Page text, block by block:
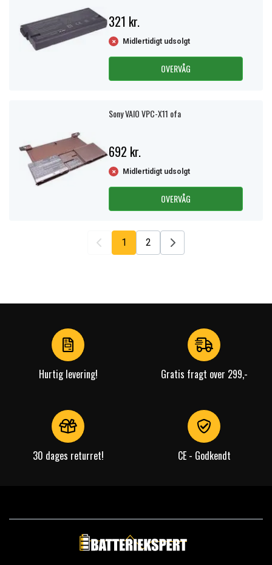
321 kr.
Midlertidigt udsolgt
OVERVÅG
Sony VAIO VPC-X11 ofa
692 kr.
Midlertidigt udsolgt
OVERVÅG
1 2
Hurtig levering! Gratis fragt over 299,-
30 dages returret! CE - Godkendt